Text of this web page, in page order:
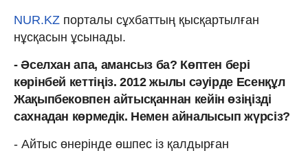
NUR.KZ порталы сұхбаттың қысқартылған
нұсқасын ұсынады.
- Әселхан апа, амансыз ба? Көптен бері
көрінбей кеттіңіз. 2012 жылы сәуірде Есенқұл
Жақыпбековпен айтысқаннан кейін өзіңізді
сахнадан көрмедік. Немен айналысып жүрсіз?
- Айтыс өнерінде өшпес із қалдырған